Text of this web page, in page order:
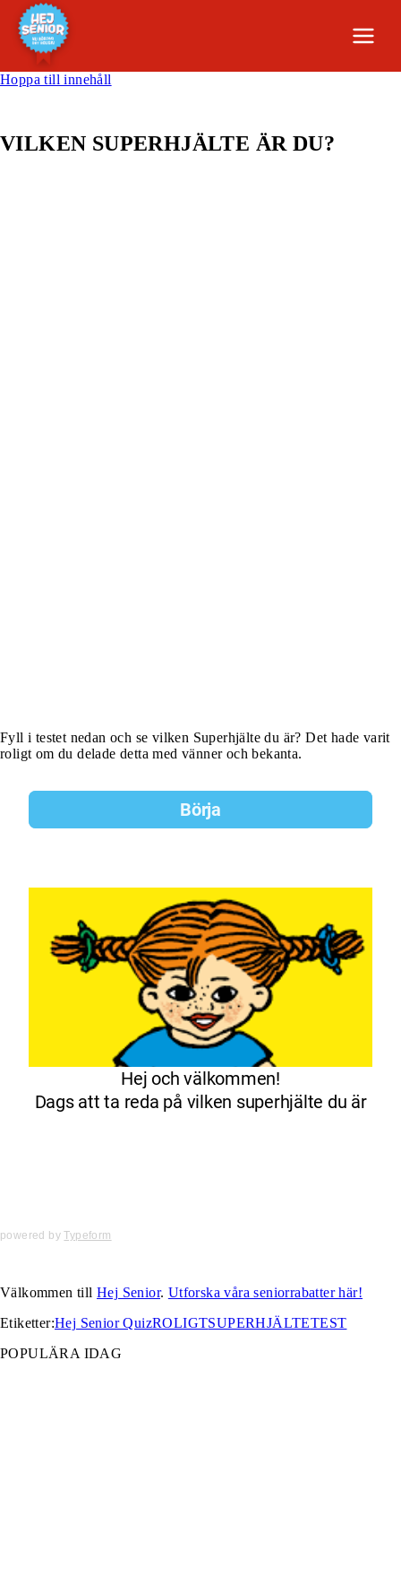
Hoppa till innehåll
VILKEN SUPERHJÄLTE ÄR DU?
Fyll i testet nedan och se vilken Superhjälte du är? Det hade varit
roligt om du delade detta med vänner och bekanta.
powered byTypeform
Välkommen tillHej Senior. Utforska våra seniorrabatter här!
Etiketter:Hej Senior QuizROLIGTSUPERHJÄLTETEST
POPULÄRA IDAG